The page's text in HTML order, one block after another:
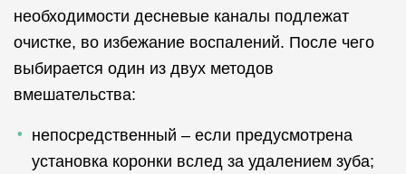
необходимости десневые каналы подлежат
очистке, во избежание воспалений. После чего
выбирается один из двух методов
вмешательства:
непосредственный – если предусмотрена
установка коронки вслед за удалением зуба;